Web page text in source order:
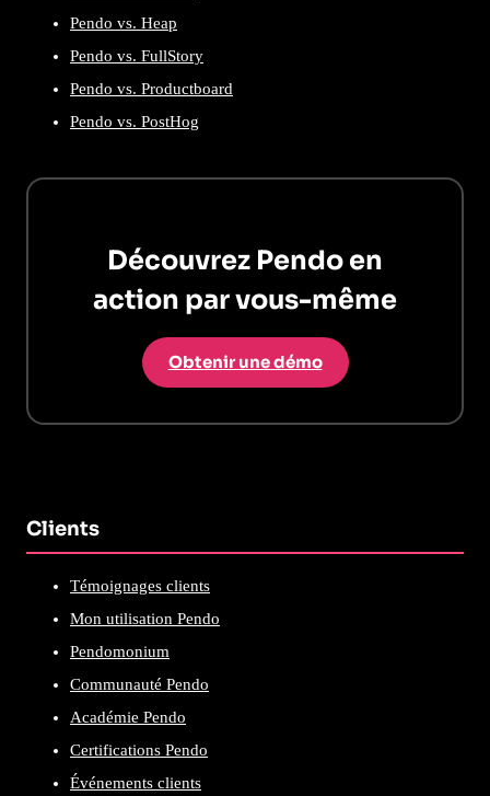
Pendo vs. Heap
Pendo vs. FullStory
Pendo vs. Productboard
Pendo vs. PostHog
Découvrez Pendo en
action par vous-même
Obtenir une démo
Clients
Témoignages clients
Mon utilisation Pendo
Pendomonium
Communauté Pendo
Académie Pendo
Certifications Pendo
Événements clients